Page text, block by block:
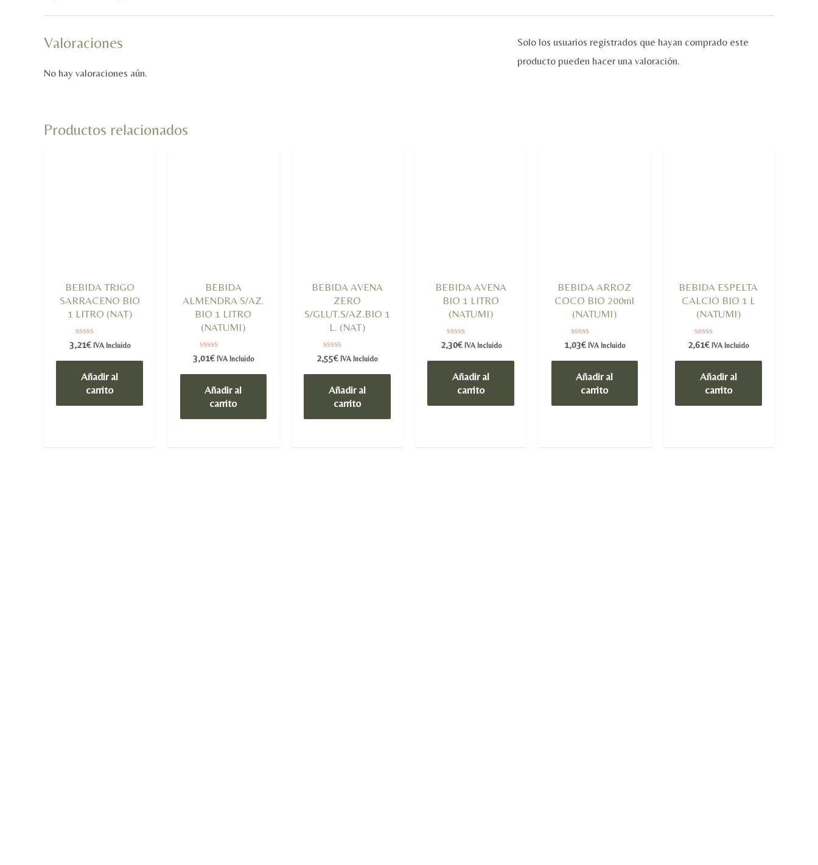
Valoraciones
No hay valoraciones aún.
Solo los usuarios registrados que hayan comprado este
producto pueden hacer una valoración.
Productos relacionados
BEBIDA TRIGO
SARRACENO BIO
1 LITRO (NAT)
Valorado
en
0
3,21€ IVA Incluido
Añadir al
carrito
BEBIDA
ALMENDRA S/AZ.
BIO 1 LITRO
(NATUMI)
Valorado
en
0
3,01€ IVA Incluido
Añadir al
carrito
BEBIDA AVENA
ZERO
S/GLUT.S/AZ.BIO 1
L. (NAT)
Valorado
en
0
2,55€ IVA Incluido
Añadir al
carrito
BEBIDA AVENA
BIO 1 LITRO
(NATUMI)
Valorado
en
0
2,30€ IVA Incluido
Añadir al
carrito
BEBIDA ARROZ
COCO BIO 200ml
(NATUMI)
Valorado
en
0
1,03€ IVA Incluido
Añadir al
carrito
BEBIDA ESPELTA
CALCIO BIO 1 L
(NATUMI)
Valorado
en
0
2,61€ IVA Incluido
Añadir al
carrito